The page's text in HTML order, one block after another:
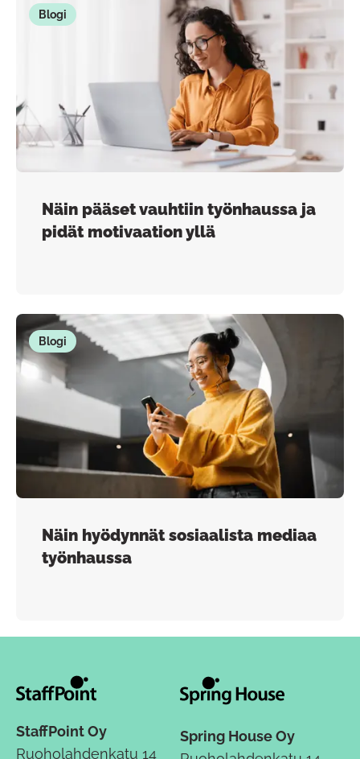
Blogi
Näin pääset vauhtiin työnhaussa ja
pidät motivaation yllä
Blogi
Näin hyödynnät sosiaalista mediaa
työnhaussa
StaffPoint Oy
Ruoholahdenkatu 14
Spring House Oy